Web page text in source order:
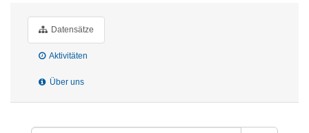
Datensätze
Aktivitäten
Über uns